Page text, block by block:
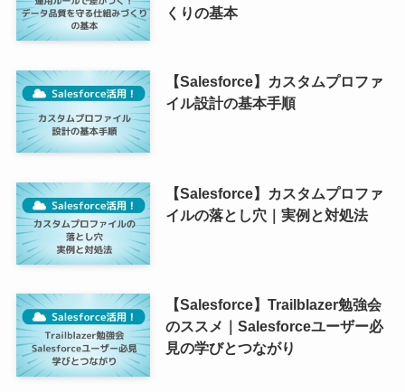
くりの基本
【Salesforce】カスタムプロファ
イル設計の基本手順
【Salesforce】カスタムプロファ
イルの落とし穴｜実例と対処法
【Salesforce】Trailblazer勉強会
のススメ｜Salesforceユーザー必
見の学びとつながり